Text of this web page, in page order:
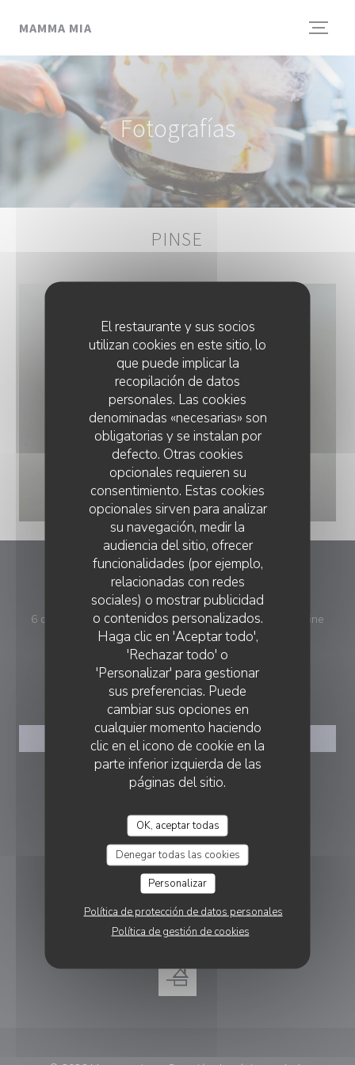
El restaurante y sus socios
utilizan cookies en este sitio, lo
que puede implicar la
recopilación de datos
personales. Las cookies
denominadas «necesarias» son
obligatorias y se instalan por
defecto. Otras cookies
opcionales requieren su
consentimiento. Estas cookies
opcionales sirven para analizar
su navegación, medir la
audiencia del sitio, ofrecer
funcionalidades (por ejemplo,
relacionadas con redes
sociales) o mostrar publicidad
o contenidos personalizados.
Haga clic en 'Aceptar todo',
'Rechazar todo' o
'Personalizar' para gestionar
sus preferencias. Puede
cambiar sus opciones en
cualquier momento haciendo
clic en el icono de cookie en la
parte inferior izquierda de las
páginas del sitio.
OK, aceptar todas
Denegar todas las cookies
Personalizar
Política de protección de datos personales
Política de gestión de cookies
MAMMA MIA
Fotografías
PINSE
Mamma mia
6 quai de de la république 78700 Conflans Saint Honorine
01 34 90 98 03
RESERVA
RESERVAR UNA MESA
SEGUIRNOS
Facebook ((abre en una nueva
Instagram ((abre en una
BOLETÍN
RECOMPENSAS
MAMMA MIA